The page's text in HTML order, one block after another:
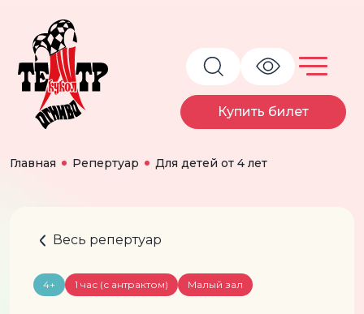
Купить билет
Главная Репертуар Для детей от 4 лет
Весь репертуар
4+ 1 час (с антрактом) Малый зал